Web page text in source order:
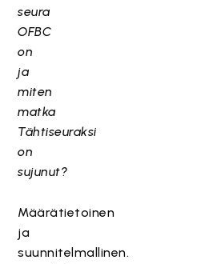
seura
OFBC
on
ja
miten
matka
Tähtiseuraksi
on
sujunut?
Määrätietoinen
ja
suunnitelmallinen.